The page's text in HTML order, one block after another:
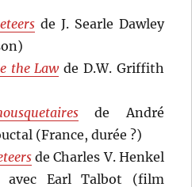
de J. Searle Dawley
the Lawde D.W. Griffith
de André
(France, durée ?)
de Charles V. Henkel
avec Earl Talbot (film